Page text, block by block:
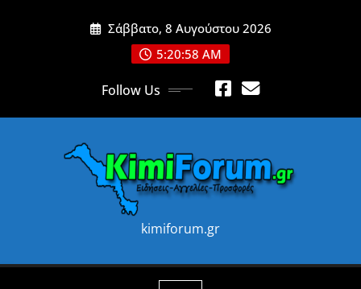
Σάββατο, 8 Αυγούστου 2026
5:21:00 AM
Follow Us
kimiforum.gr